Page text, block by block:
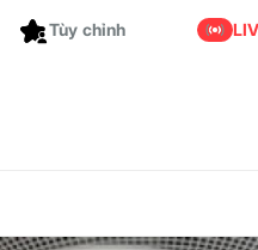
Dành cho bạn